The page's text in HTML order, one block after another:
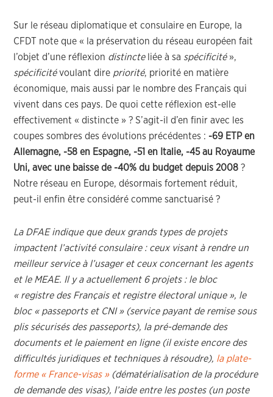
Sur le réseau diplomatique et consulaire en Europe, la
CFDT note que « la préservation du réseau européen fait
l’objet d’une réflexion distincteliée à sa spécificité»,
spécificitévoulant dire priorité, priorité en matière
économique, mais aussi par le nombre des Français qui
vivent dans ces pays. De quoi cette réflexion est-elle
effectivement « distincte » ? S’agit-il d’en finir avec les
coupes sombres des évolutions précédentes : -69 ETP en
Allemagne, -58 en Espagne, -51 en Italie, -45 au Royaume
Uni, avec une baisse de -40% du budget depuis 2008 ?
Notre réseau en Europe, désormais fortement réduit,
peut-il enfin être considéré comme sanctuarisé ?
La DFAE indique que deux grands types de projets
impactent l’activité consulaire : ceux visant à rendre un
meilleur service à l’usager et ceux concernant les agents
et le MEAE. Il y a actuellement 6 projets : le bloc
« registre des Français et registre électoral unique », le
bloc « passeports et CNI » (service payant de remise sous
plis sécurisés des passeports), la pré-demande des
documents et le paiement en ligne (il existe encore des
difficultés juridiques et techniques à résoudre), la plate-
forme « France-visas »(dématérialisation de la procédure
de demande des visas), l’aide entre les postes (un poste